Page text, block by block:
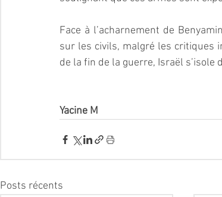
Face à l’acharnement de
sur les civils, malgré les critiques
de la fin de la guerre, Israël
Yacine M
Posts récents